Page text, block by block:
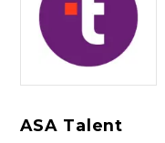
ASA Talent